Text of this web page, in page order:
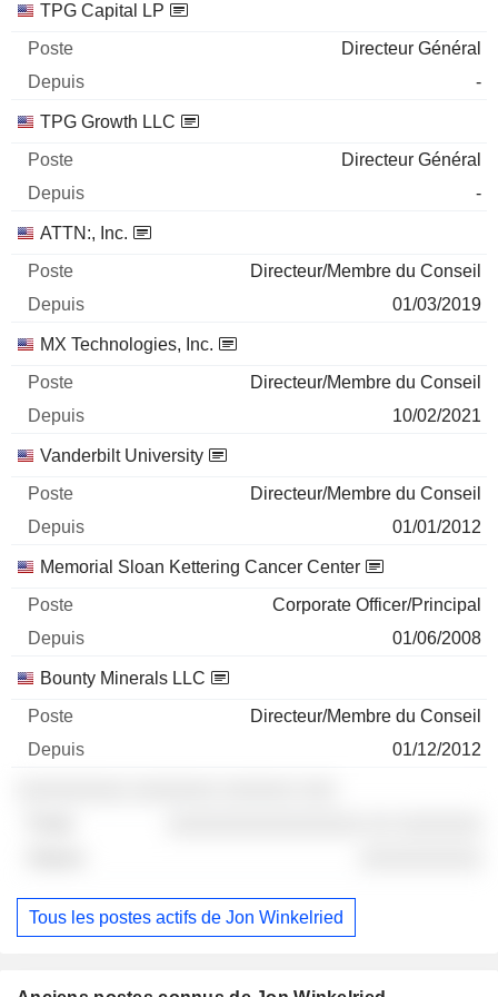
TPG Capital LP
Directeur Général
-
TPG Growth LLC
Directeur Général
-
ATTN:, Inc.
Directeur/Membre du Conseil
01/03/2019
MX Technologies, Inc.
Directeur/Membre du Conseil
10/02/2021
Vanderbilt University
Directeur/Membre du Conseil
01/01/2012
Memorial Sloan Kettering Cancer Center
Corporate Officer/Principal
01/06/2008
Bounty Minerals LLC
Directeur/Membre du Conseil
01/12/2012
Tous les postes actifs de Jon Winkelried